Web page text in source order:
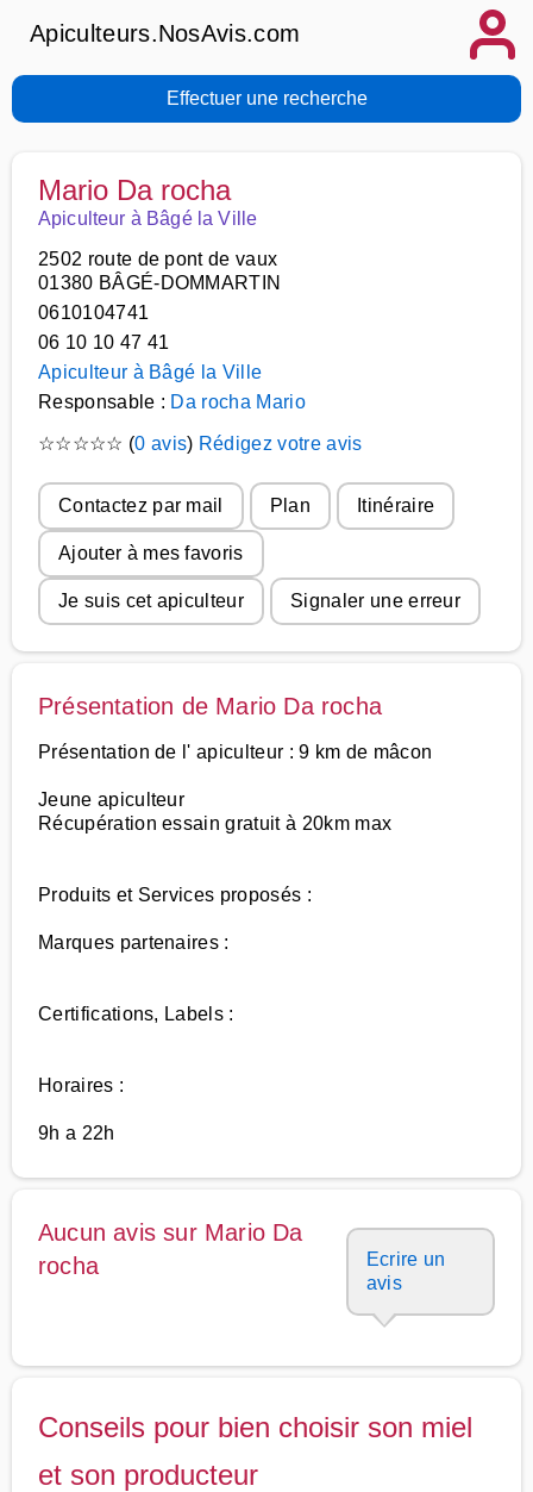
Apiculteurs.NosAvis.com
Effectuer une recherche
Mario Da rocha
Apiculteur à Bâgé la Ville
2502 route de pont de vaux
01380 BÂGÉ-DOMMARTIN
0610104741
06 10 10 47 41
Apiculteur à Bâgé la Ville
Responsable : Da rocha Mario
☆☆☆☆☆ (0 avis) Rédigez votre avis
Contactez par mail Plan Itinéraire
Ajouter à mes favoris
Je suis cet apiculteur Signaler une erreur
Présentation de Mario Da rocha
Présentation de l' apiculteur : 9 km de mâcon
Jeune apiculteur
Récupération essain gratuit à 20km max
Produits et Services proposés :
Marques partenaires :
Certifications, Labels :
Horaires :
9h a 22h
Aucun avis sur Mario Da
rocha
Ecrire un
avis
Conseils pour bien choisir son miel
et son producteur